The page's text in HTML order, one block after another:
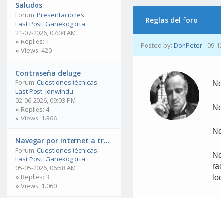
Saludos
Forum:Presentaciones
Last Post: Ganekogorta
21-07-2026, 07:04 AM
» Replies: 1
»Views: 420
Contraseña deluge
Forum:Cuestiones técnicas
Last Post: jonwindu
02-06-2026, 09:03 PM
» Replies: 4
»Views: 1.366
Navegar por internet a tr...
Forum:Cuestiones técnicas
Last Post: Ganekogorta
05-05-2026, 06:58 AM
» Replies: 3
»Views: 1.060
Reglas del foro
Posted by: DonPeter- 09-